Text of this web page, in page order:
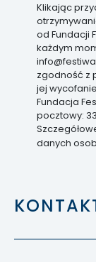
Klikając
od Fundacji
każdym
zgodność z
jej
Fundacja
pocztowy:
danych